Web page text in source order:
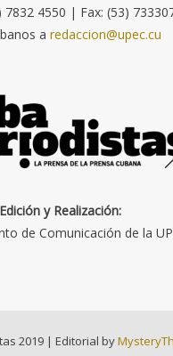
7832 4550 | Fax: (53)
a redaccion@upec.cu
Edición y Realización:
de Comunicación de la
2019 | Editorial by